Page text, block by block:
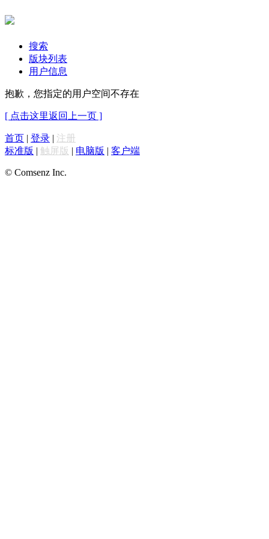
搜索
版块列表
用户信息
抱歉，您指定的用户空间不存在
[ 点击这里返回上一页 ]
首页 | 登录 | 注册
标准版 | 触屏版 | 电脑版 | 客户端
© Comsenz Inc.